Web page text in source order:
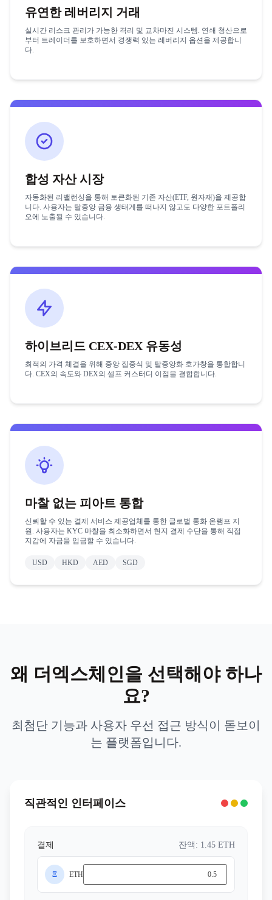
유연한 레버리지 거래
실시간 리스크 관리가 가능한 격리 및 교차마진 시스템. 연쇄 청산으로
부터 트레이더를 보호하면서 경쟁력 있는 레버리지 옵션을 제공합니
다.
합성 자산 시장
자동화된 리밸런싱을 통해 토큰화된 기존 자산(ETF, 원자재)을 제공합
니다. 사용자는 탈중앙 금융 생태계를 떠나지 않고도 다양한 포트폴리
오에 노출될 수 있습니다.
하이브리드 CEX-DEX 유동성
최적의 가격 체결을 위해 중앙 집중식 및 탈중앙화 호가창을 통합합니
다. CEX의 속도와 DEX의 셀프 커스터디 이점을 결합합니다.
마찰 없는 피아트 통합
신뢰할 수 있는 결제 서비스 제공업체를 통한 글로벌 통화 온램프 지
원. 사용자는 KYC 마찰을 최소화하면서 현지 결제 수단을 통해 직접
지갑에 자금을 입금할 수 있습니다.
USD HKD AED SGD
왜 더엑스체인을 선택해야 하나
요?
최첨단 기능과 사용자 우선 접근 방식이 돋보이
는 플랫폼입니다.
직관적인 인터페이스
결제 잔액: 1.45 ETH
Ξ ETH